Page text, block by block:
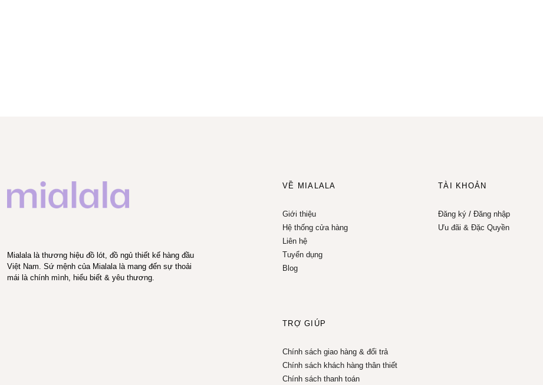
Mialala là thương hiệu đồ lót, đồ ngủ thiết kế hàng đầu
Việt Nam. Sứ mệnh của Mialala là mang đến sự thoải
mái là chính mình, hiểu biết & yêu thương.
VỀ MIALALA
Giới thiệu
Hệ thống cửa hàng
Liên hệ
Tuyển dụng
Blog
TÀI KHOẢN
Đăng ký/ Đăng nhập
Ưu đãi & Đặc Quyền
TRỢ GIÚP
Chính sách giao hàng & đổi trả
Chính sách khách hàng thân thiết
Chính sách thanh toán